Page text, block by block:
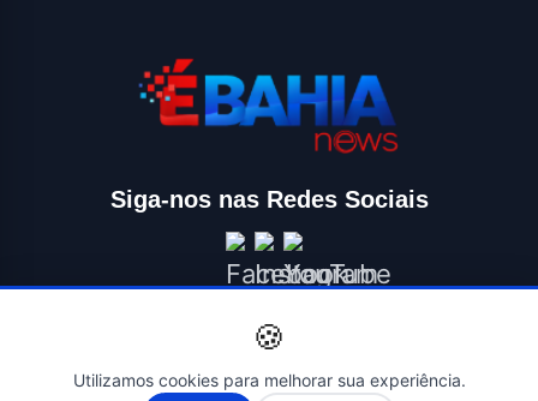
Siga-nos nas Redes Sociais
🍪
Utilizamos cookies para melhorar sua experiência.